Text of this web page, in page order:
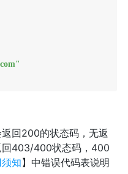
回200的状态码，无返
回403/400状态码，400
知】中错误代码表说明